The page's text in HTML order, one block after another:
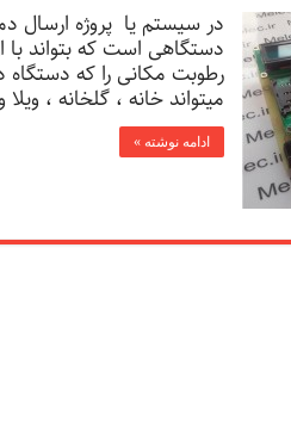
در سیستم یا پروژه
دستگاهی است که بتواند با
رطوبت مکانی را که دستگاه
میتواند خانه ، گلخانه ،
ادامه نوشته »